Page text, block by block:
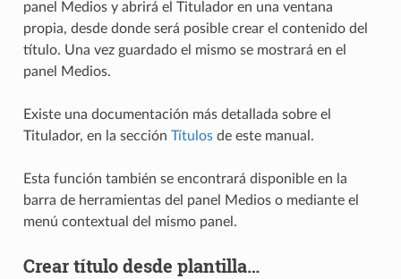
panel Medios y abrirá el Titulador en una ventana
propia, desde donde será posible crear el contenido del
título. Una vez guardado el mismo se mostrará en el
panel Medios.
Existe una documentación más detallada sobre el
Titulador, en la sección Títulosde este manual.
Esta función también se encontrará disponible en la
barra de herramientas del panel Medios o mediante el
menú contextual del mismo panel.
Crear título desde plantilla…